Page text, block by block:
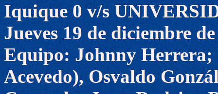
Iquique 0 v/s
Jueves 19 de diciembre
Equipo: Johnny Herrera;
Acevedo), Osvaldo